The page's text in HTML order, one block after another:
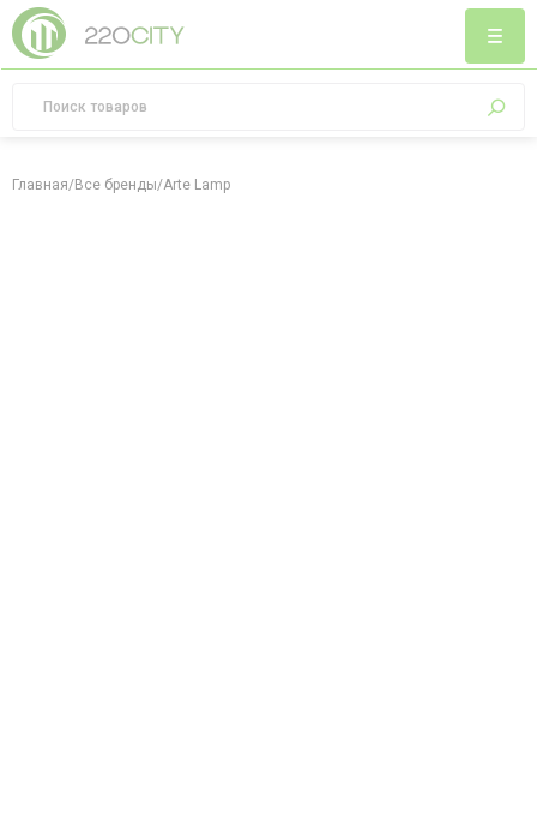
Главная/Все бренды/Arte Lamp